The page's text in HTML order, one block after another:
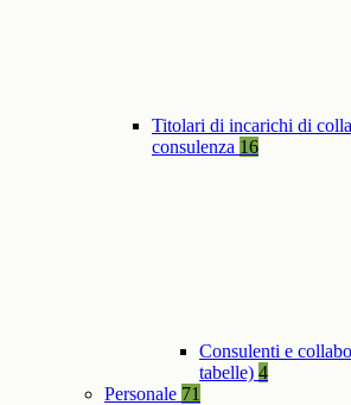
Titolari di incarichi di
consulenza 16
Consulenti e
tabelle) 4
Personale 71